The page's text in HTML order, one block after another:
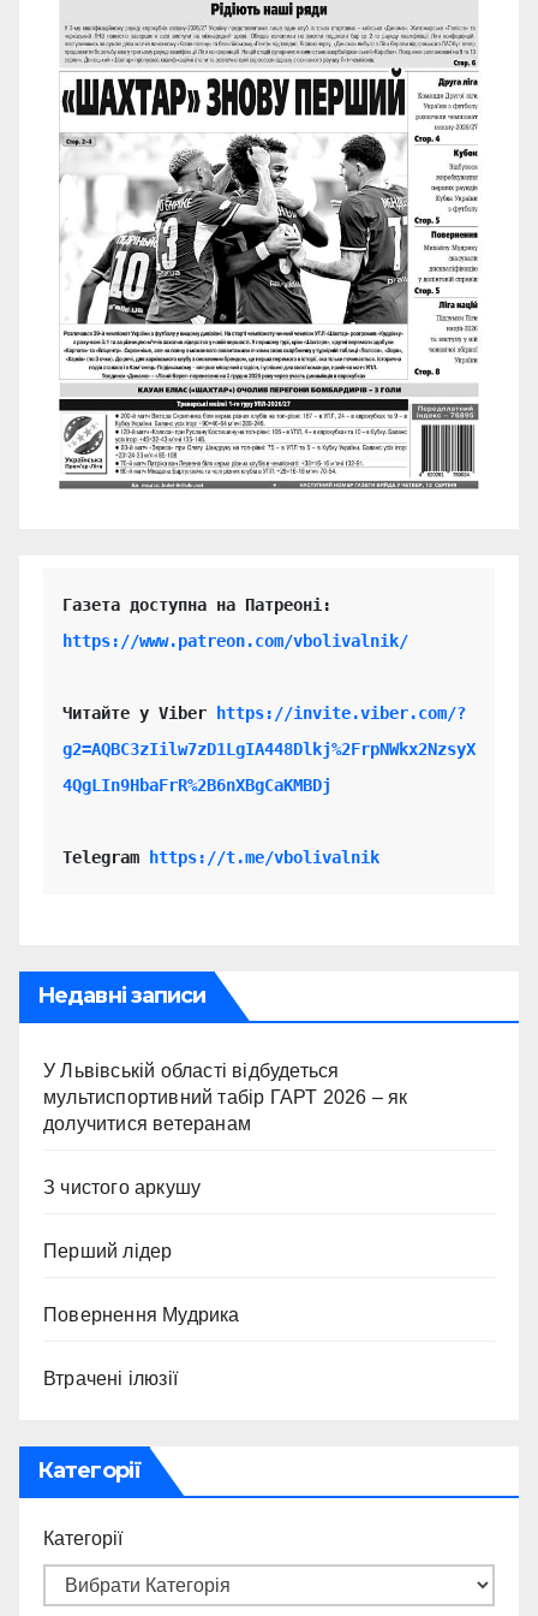
https://www.patreon.com/vbolivalnik/
Читайте у Viber
https://invite.viber.com/?
g2=AQBC3zIilw7zD1LgIA448Dlkj%2FrpNWkx2NzsyX
4QgLIn9HbaFrR%2B6nXBgCaKMBDj
Telegram https://t.me/vbolivalnik
Недавні записи
У Львівській області відбудеться
мультиспортивний табір ГАРТ 2026 – як
долучитися ветеранам
З чистого аркушу
Перший лідер
Повернення Мудрика
Втрачені ілюзії
Категорії
Категорії